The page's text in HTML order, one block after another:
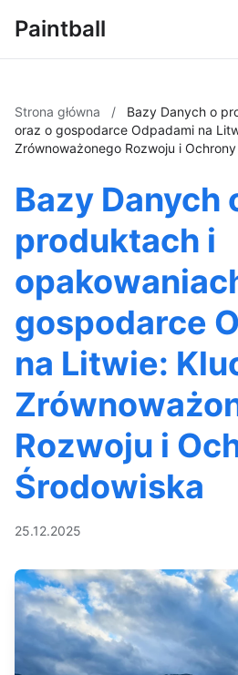
Paintball
Strona główna /
Bazy Danych o
oraz o gospodarce Odpadami na
Zrównoważonego Rozwoju i
Bazy Danych
produktach i
gospodarce
na Litwie:
Rozwoju i
Środowiska
25.12.2025